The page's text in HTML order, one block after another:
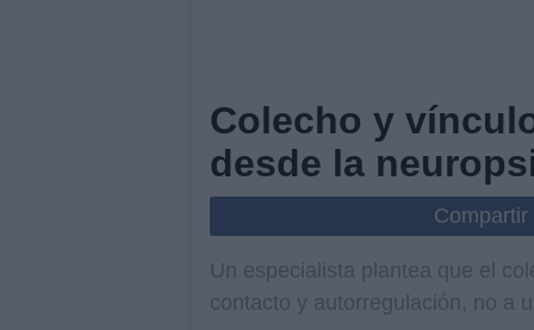
Colecho y
desde la
Un especialista plantea que el
contacto y autorregulación, no a